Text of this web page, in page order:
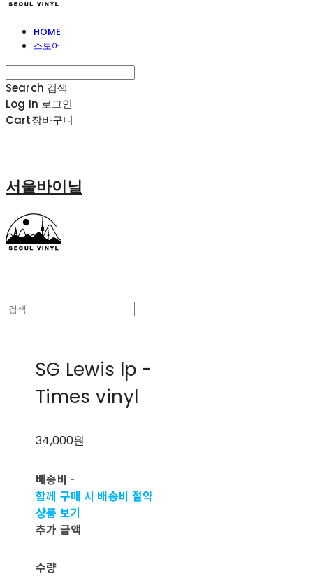
HOME
스토어
Search 검색
Log In 로그인
Cart장바구니
서울바이닐
SG Lewis lp -
Times vinyl
34,000원
배송비 -
함께 구매 시 배송비 절약
상품 보기
추가 금액
수량